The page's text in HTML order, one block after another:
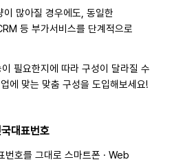
많아질 경우에도, 동일한
등 부가서비스를 단계적으로
필요한지에 따라 구성이 달라질 수
에 맞는 맞춤 구성을 도입해보세요!
대표번호
호를 그대로 스마트폰 · Web